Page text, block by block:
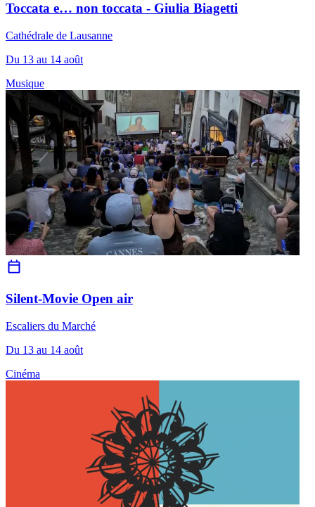
Toccata e… non toccata - Giulia Biagetti
Cathédrale de Lausanne
Du 13 au 14 août
Musique
Silent-Movie Open air
Escaliers du Marché
Du 13 au 14 août
Cinéma